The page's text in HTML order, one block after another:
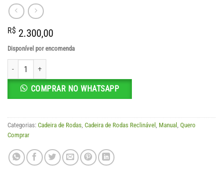
R$ 2.300,00
Disponível por encomenda
Cadeira de Rodas Reclinável Tetra quantidade
COMPRAR NO WHATSAPP
Categorias: Cadeira de Rodas Cadeira de Rodas Reclinável Manual Quero
Comprar